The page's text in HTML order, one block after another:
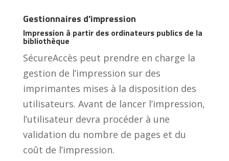
Gestionnaires d'impression
Impression à partir des ordinateurs publics de la
bibliothèque
SécureAccès peut prendre en charge la
gestion de l’impression sur des
imprimantes mises à la disposition des
utilisateurs. Avant de lancer l’impression,
l’utilisateur devra procéder à une
validation du nombre de pages et du
coût de l’impression.